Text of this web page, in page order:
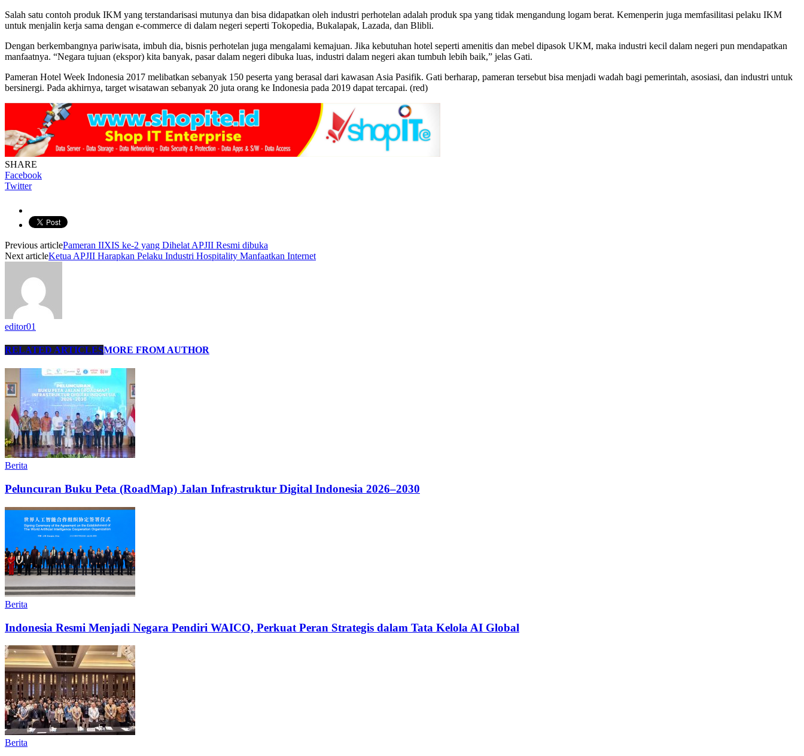
Salah satu contoh produk IKM yang terstandarisasi mutunya dan bisa didapatkan oleh industri perhotelan adalah produk spa yang tidak mengandung logam berat. Kemenperin juga memfasilitasi pelaku IKM
untuk menjalin kerja sama dengan e-commerce di dalam negeri seperti Tokopedia, Bukalapak, Lazada, dan Blibli.
Dengan berkembangnya pariwisata, imbuh dia, bisnis perhotelan juga mengalami kemajuan. Jika kebutuhan hotel seperti amenitis dan mebel dipasok UKM, maka industri kecil dalam negeri pun mendapatkan
manfaatnya. “Negara tujuan (ekspor) kita banyak, pasar dalam negeri dibuka luas, industri dalam negeri akan tumbuh lebih baik,” jelas Gati.
Pameran Hotel Week Indonesia 2017 melibatkan sebanyak 150 peserta yang berasal dari kawasan Asia Pasifik. Gati berharap, pameran tersebut bisa menjadi wadah bagi pemerintah, asosiasi, dan industri untuk
bersinergi. Pada akhirnya, target wisatawan sebanyak 20 juta orang ke Indonesia pada 2019 dapat tercapai. (red)
SHARE
Facebook
Twitter
Previous articlePameran IIXIS ke-2 yang Dihelat APJII Resmi dibuka
Next articleKetua APJII Harapkan Pelaku Industri Hospitality Manfaatkan Internet
editor01
RELATED ARTICLESMORE FROM AUTHOR
Berita
Peluncuran Buku Peta (RoadMap) Jalan Infrastruktur Digital Indonesia 2026–2030
Berita
Indonesia Resmi Menjadi Negara Pendiri WAICO, Perkuat Peran Strategis dalam Tata Kelola AI Global
Berita